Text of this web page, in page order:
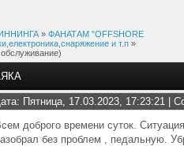
» ФАНАТАМ "OFFSHORE
и т.п »
Пятница, 17.03.2023, 17:23:21 |
доброго времени суток.
без проблем , педальную.